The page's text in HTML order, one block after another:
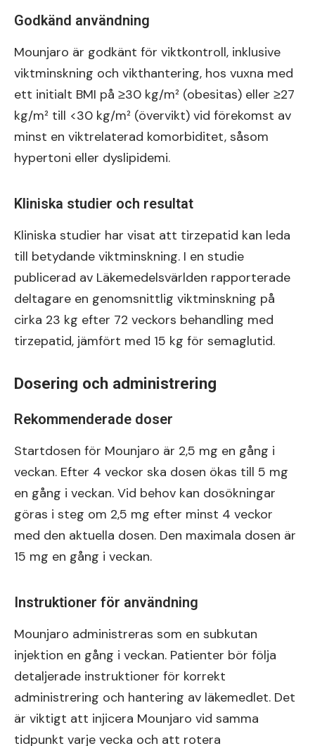
Godkänd användning
Mounjaro är godkänt för viktkontroll, inklusive
viktminskning och vikthantering, hos vuxna med
ett initialt BMI på ≥30 kg/m² (obesitas) eller ≥27
kg/m² till <30 kg/m² (övervikt) vid förekomst av
minst en viktrelaterad komorbiditet, såsom
hypertoni eller dyslipidemi.
Kliniska studier och resultat
Kliniska studier har visat att tirzepatid kan leda
till betydande viktminskning. I en studie
publicerad av Läkemedelsvärlden rapporterade
deltagare en genomsnittlig viktminskning på
cirka 23 kg efter 72 veckors behandling med
tirzepatid, jämfört med 15 kg för semaglutid.
Dosering och administrering
Rekommenderade doser
Startdosen för Mounjaro är 2,5 mg en gång i
veckan. Efter 4 veckor ska dosen ökas till 5 mg
en gång i veckan. Vid behov kan dosökningar
göras i steg om 2,5 mg efter minst 4 veckor
med den aktuella dosen. Den maximala dosen är
15 mg en gång i veckan.
Instruktioner för användning
Mounjaro administreras som en subkutan
injektion en gång i veckan. Patienter bör följa
detaljerade instruktioner för korrekt
administrering och hantering av läkemedlet. Det
är viktigt att injicera Mounjaro vid samma
tidpunkt varje vecka och att rotera